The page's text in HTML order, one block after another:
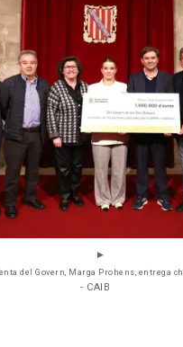
del Govern, Marga Prohens, entrega
- CAIB